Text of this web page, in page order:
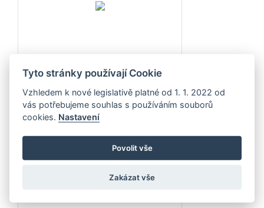
kód: 30164
DETAIL
KULOVÝ UZÁVĚR
Pro potrubí u autocisteren, vozů RAJ
Tyto stránky používají Cookie
Vzhledem k nové legislativě platné od 1. 1. 2022 od
vás potřebujeme souhlas s používáním souborů
cookies. Nastavení
Povolit vše
Zakázat vše